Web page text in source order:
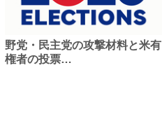
野党・民主党の攻撃材料と米有
権者の投票…